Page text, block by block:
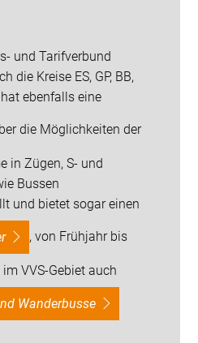
und Tarifverbund
die Kreise ES, GP, BB,
ebenfalls eine
die Möglichkeiten der
in Zügen, S- und
Bussen
und bietet sogar einen
, von Frühjahr bis
VVS-Gebiet auch
Wanderbusse